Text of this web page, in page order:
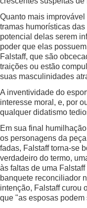
Quanto mais
tramas humorísticas
potencial delas serem
poder que elas
Falstaff, que são
traições ou estão
suas masculinidades
A inventividade do
interesse moral, e, por
qualquer didatismo
Em sua final
os personagens da
fadas, Falstaff torna-se
verdadeiro do termo,
às faltas de uma
banquete reconciliador
intenção, Falstaff curou
que "as esposas